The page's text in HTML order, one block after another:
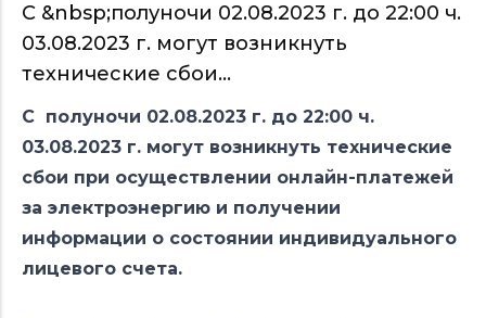
C &nbsp;полуночи 02.08.2023 г. до 22:00 ч.
03.08.2023 г. могут возникнуть
технические сбои...
C полуночи 02.08.2023 г. до 22:00 ч.
03.08.2023 г. могут возникнуть технические
сбои при осуществлении онлайн-платежей
за электроэнергию и получении
информации о состоянии индивидуального
лицевого счета.